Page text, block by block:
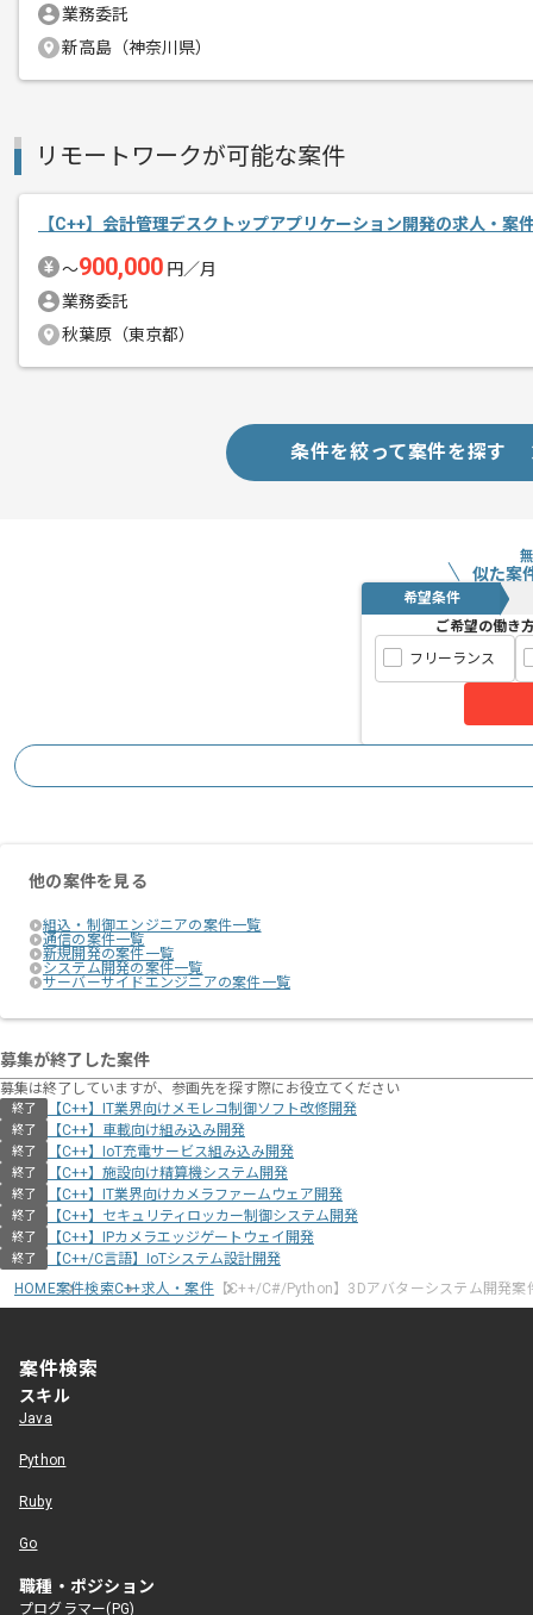
エージェントからのコ
メント
C++、C#、Pythonのいずれかを用いた
活かしたい方にはおすすめでございます
業務委託
新高島（神奈川県）
リモートワークが可能な案件
【C++】会計管理デスクトップアプリケーション開発の求人・案
〜900,000 円／月
業務委託
秋葉原（東京都）
条件を絞って案件を探す
似た案
希望条件
ご希望の働き
フリーランス
他の案件を見る
組込・制御エンジニアの案件一覧
通信の案件一覧
新規開発の案件一覧
システム開発の案件一覧
サーバーサイドエンジニアの案件一覧
募集が終了した案件
募集は終了していますが、参画先を探す際にお役立てください
終了 【C++】IT業界向けメモレコ制御ソフト改修開発
終了 【C++】車載向け組み込み開発
終了 【C++】IoT充電サービス組み込み開発
終了 【C++】施設向け精算機システム開発
終了 【C++】IT業界向けカメラファームウェア開発
終了 【C++】セキュリティロッカー制御システム開発
終了 【C++】IPカメラエッジゲートウェイ開発
終了
【C++/C言語】IoTシステム設計開発
HOME案件検索C++求人・案件【C++/C#/Python】3Dアバターシステム開発案
案件検索
スキル
Java
Python
Ruby
Go
職種・ポジション
プログラマー(PG)